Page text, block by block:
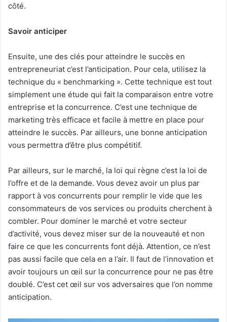
côté.
Savoir anticiper
Ensuite, une des clés pour atteindre le succès en
entrepreneuriat c’est l’anticipation. Pour cela, utilisez la
technique du « benchmarking ». Cette technique est tout
simplement une étude qui fait la comparaison entre votre
entreprise et la concurrence. C’est une technique de
marketing très efficace et facile à mettre en place pour
atteindre le succès. Par ailleurs, une bonne anticipation
vous permettra d’être plus compétitif.
Par ailleurs, sur le marché, la loi qui règne c’est la loi de
l’offre et de la demande. Vous devez avoir un plus par
rapport à vos concurrents pour remplir le vide que les
consommateurs de vos services ou produits cherchent à
combler. Pour dominer le marché et votre secteur
d’activité, vous devez miser sur de la nouveauté et non
faire ce que les concurrents font déjà. Attention, ce n’est
pas aussi facile que cela en a l’air. Il faut de l’innovation et
avoir toujours un œil sur la concurrence pour ne pas être
doublé. C’est cet œil sur vos adversaires que l’on nomme
anticipation.